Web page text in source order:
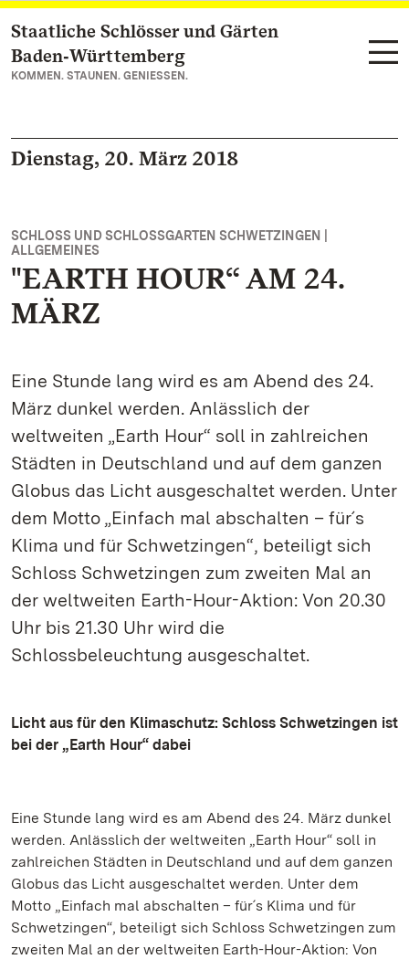
Zum Hauptinhalt springen
Staatliche Schlösser und Gärten
Baden‑Württemberg
KOMMEN. STAUNEN. GENIESSEN.
Dienstag, 20. März 2018
SCHLOSS UND SCHLOSSGARTEN SCHWETZINGEN |
ALLGEMEINES
"EARTH HOUR“ AM 24.
MÄRZ
Eine Stunde lang wird es am Abend des 24.
März dunkel werden. Anlässlich der
weltweiten „Earth Hour“ soll in zahlreichen
Städten in Deutschland und auf dem ganzen
Globus das Licht ausgeschaltet werden. Unter
dem Motto „Einfach mal abschalten – für´s
Klima und für Schwetzingen“, beteiligt sich
Schloss Schwetzingen zum zweiten Mal an
der weltweiten Earth-Hour-Aktion: Von 20.30
Uhr bis 21.30 Uhr wird die
Schlossbeleuchtung ausgeschaltet.
Licht aus für den Klimaschutz: Schloss Schwetzingen ist
bei der „Earth Hour“ dabei
Eine Stunde lang wird es am Abend des 24. März dunkel
werden. Anlässlich der weltweiten „Earth Hour“ soll in
zahlreichen Städten in Deutschland und auf dem ganzen
Globus das Licht ausgeschaltet werden. Unter dem
Motto „Einfach mal abschalten – für´s Klima und für
Schwetzingen“, beteiligt sich Schloss Schwetzingen zum
zweiten Mal an der weltweiten Earth-Hour-Aktion: Von